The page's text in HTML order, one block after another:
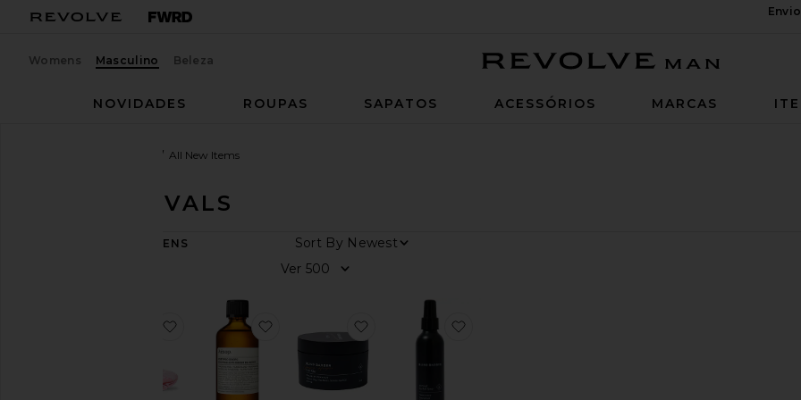
Womens Masculino Beleza
NOVIDADES
ROUPAS SAPATOS ACESSÓRIOS MARCAS
All New Items
NEW ARRIVALS
ITENS
Sort By
favoritox Willy Chavarria Megaride AG Sneaker
favoritoGOTAS PARA BANHEIRO POST POO
favoritoBryce Harper Hair Clay